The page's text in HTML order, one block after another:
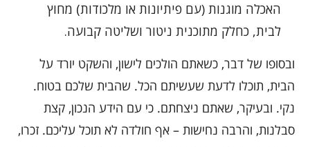
האכלה מוגנות (עם פיתיונות או מלכודות) מחוץ
לבית, כחלק מתוכנית ניטור ושליטה קבועה.
ובסופו של דבר, כשאתם הולכים לישון, והשקט יורד על
הבית, תוכלו לדעת שעשיתם הכל. שהבית שלכם בטוח.
נקי. ובעיקר, שאתם ניצחתם. כי עם הידע הנכון, קצת
סבלנות, והרבה נחישות – אף חולדה לא תוכל עליכם. זכרו,